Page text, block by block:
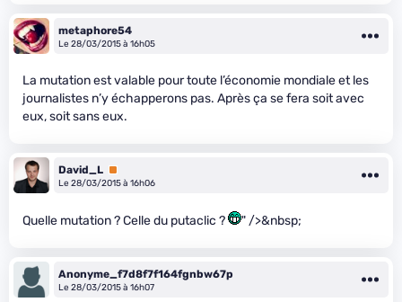
metaphore54
Le 28/03/2015 à 16h05
La mutation est valable pour toute l’économie mondiale et les
journalistes n’y échapperons pas. Après ça se fera soit avec
eux, soit sans eux.
David_L Premium
Le 28/03/2015 à 16h06
Quelle mutation ? Celle du putaclic ? " />&nbsp;
Anonyme_f7d8f7f164fgnbw67p
Le 28/03/2015 à 16h07